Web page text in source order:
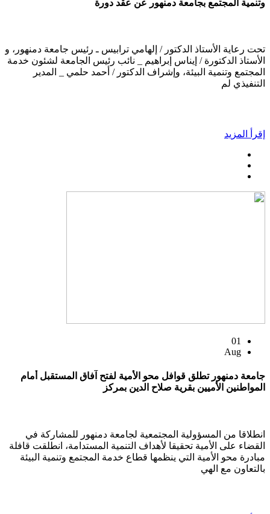
وتنمية المجتمع بجامعة دمنهور عن عقد دورة
تحت رعاية الأستاذ الدكتور / إلهامي ترابيس ـ رئيس جامعة دمنهور، و
الأستاذ الدكتورة / إيناس إبراهيم _ نائب رئيس الجامعة لشئون خدمة
المجتمع وتنمية البيئة، وإشراف الدكتور / أحمد حلمي _ المدير
التنفيذي لم
إقرأ المزيد
01
Aug
جامعة دمنهور تطلق قوافل محو الأمية لفتح آفاق المستقبل أمام
المواطنين الأميين بقرية صلاح الدين بمركز
انطلاقا من المسؤولية المجتمعية لجامعة دمنهور للمشاركة في
القضاء على الأمية تحقيقا لأهداف التنمية المستدامة، انطلقت قافلة
مبادرة محو الأمية التي ينظمها قطاع خدمة المجتمع وتنمية البيئة
بالتعاون مع الهي